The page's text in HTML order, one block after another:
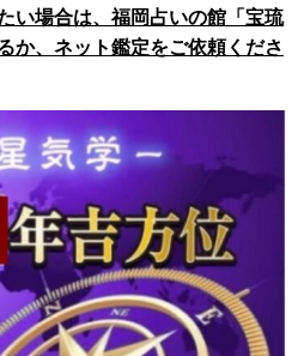
い場合は、福岡占いの館「宝琉
か、ネット鑑定をご依頼くださ